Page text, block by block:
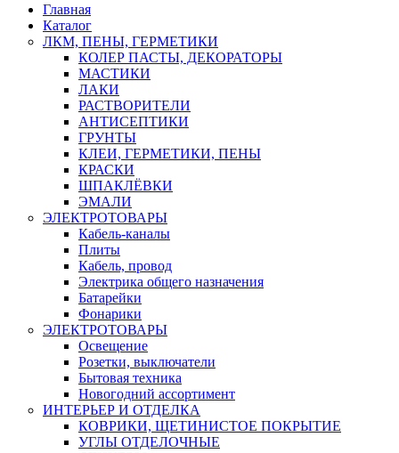
Главная
Каталог
ЛКМ, ПЕНЫ, ГЕРМЕТИКИ
КОЛЕР ПАСТЫ, ДЕКОРАТОРЫ
МАСТИКИ
ЛАКИ
РАСТВОРИТЕЛИ
АНТИСЕПТИКИ
ГРУНТЫ
КЛЕИ, ГЕРМЕТИКИ, ПЕНЫ
КРАСКИ
ШПАКЛЁВКИ
ЭМАЛИ
ЭЛЕКТРОТОВАРЫ
Кабель-каналы
Плиты
Кабель, провод
Электрика общего назначения
Батарейки
Фонарики
ЭЛЕКТРОТОВАРЫ
Освещение
Розетки, выключатели
Бытовая техника
Новогодний ассортимент
ИНТЕРЬЕР И ОТДЕЛКА
КОВРИКИ, ЩЕТИНИСТОЕ ПОКРЫТИЕ
УГЛЫ ОТДЕЛОЧНЫЕ